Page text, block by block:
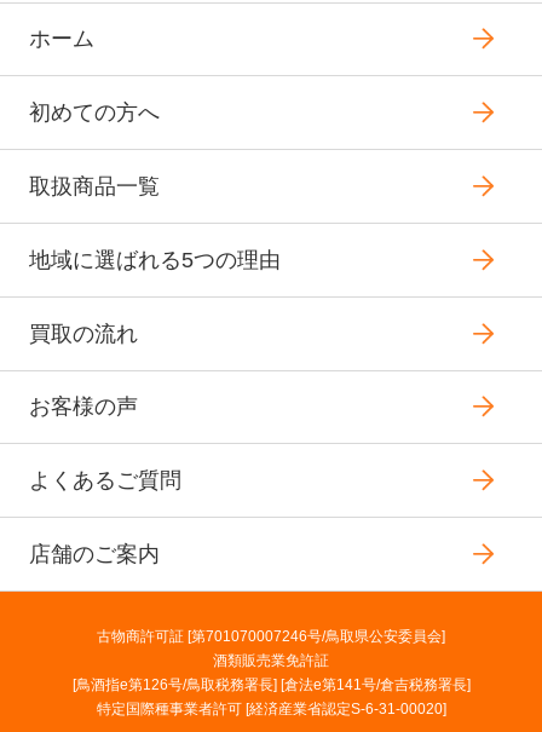
ホーム
初めての方へ
取扱商品一覧
地域に選ばれる5つの理由
買取の流れ
お客様の声
よくあるご質問
店舗のご案内
古物商許可証 [第701070007246号/鳥取県公安委員会]
酒類販売業免許証
[鳥酒指e第126号/鳥取税務署長] [倉法e第141号/倉吉税務署長]
特定国際種事業者許可 [経済産業省認定S-6-31-00020]